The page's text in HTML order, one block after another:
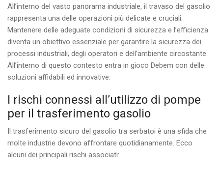
All’interno del vasto panorama industriale, il travaso del gasolio
rappresenta una delle operazioni più delicate e cruciali.
Mantenere delle adeguate condizioni di sicurezza e l’efficienza
diventa un obiettivo essenziale per garantire la sicurezza dei
processi industriali, degli operatori e dell’ambiente circostante.
All’interno di questo contesto entra in gioco Debem con delle
soluzioni affidabili ed innovative.
I rischi connessi all’utilizzo di pompe
per il trasferimento gasolio
Il trasferimento sicuro del gasolio tra serbatoi è una sfida che
molte industrie devono affrontare quotidianamente. Ecco
alcuni dei principali rischi associati: